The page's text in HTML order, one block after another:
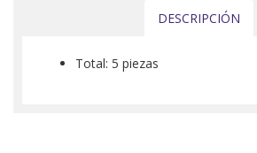
DESCRIPCIÓN
Total: 5 piezas